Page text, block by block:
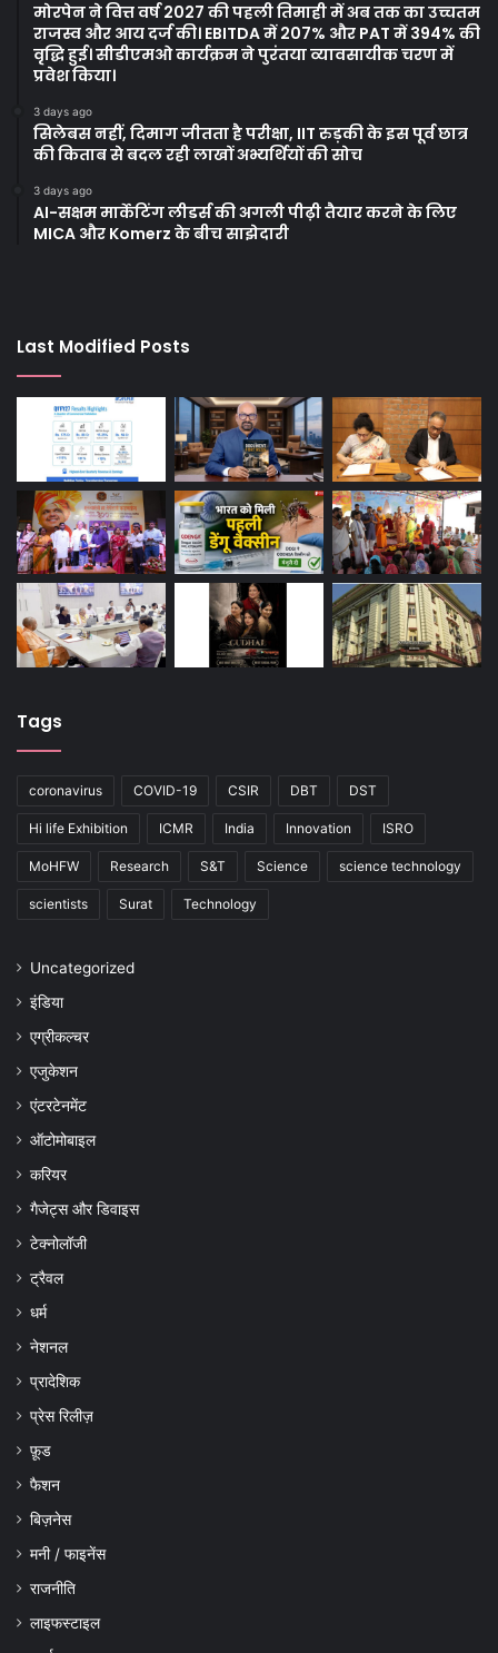
मोरपेन ने वित्त वर्ष 2027 की पहली तिमाही में अब तक का उच्चतम
राजस्व और आय दर्ज की। EBITDA में 207% और PAT में 394% की
वृद्धि हुई। सीडीएमओ कार्यक्रम ने पुरंतया व्यावसायीक चरण में
प्रवेश किया।
3 days ago
सिलेबस नहीं, दिमाग जीतता है परीक्षा, IIT रुड़की के इस पूर्व छात्र
की किताब से बदल रही लाखों अभ्यर्थियों की सोच
3 days ago
AI-सक्षम मार्केटिंग लीडर्स की अगली पीढ़ी तैयार करने के लिए
MICA और Komerz के बीच साझेदारी
Last Modified Posts
Tags
coronavirus COVID-19 CSIR DBT DST
Hi life Exhibition ICMR India Innovation ISRO
MoHFW Research S&T Science science technology
scientists Surat Technology
Uncategorized
इंडिया
एग्रीकल्चर
एजुकेशन
एंटरटेनमेंट
ऑटोमोबाइल
करियर
गैजेट्स और डिवाइस
टेक्नोलॉजी
ट्रैवल
धर्म
नेशनल
प्रादेशिक
प्रेस रिलीज़
फ़ूड
फैशन
बिज़नेस
मनी / फाइनेंस
राजनीति
लाइफस्टाइल